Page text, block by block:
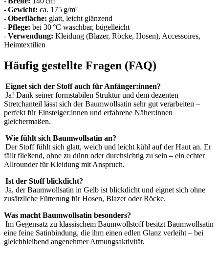
-Gewicht: ca. 175 g/m²
-Oberfläche: glatt, leicht glänzend
-Pflege: bei 30 °C waschbar, bügelleicht
-Verwendung: Kleidung (Blazer, Röcke, Hosen), Accessoires,
Heimtextilien
Häufig gestellte Fragen (FAQ)
Eignet sich der Stoff auch für Anfänger:innen?
Ja! Dank seiner formstabilen Struktur und dem dezenten
Stretchanteil lässt sich der Baumwollsatin sehr gut verarbeiten –
perfekt für Einsteiger:innen und erfahrene Näher:innen
gleichermaßen.
Wie fühlt sich Baumwollsatin an?
Der Stoff fühlt sich glatt, weich und leicht kühl auf der Haut an. Er
fällt fließend, ohne zu dünn oder durchsichtig zu sein – ein echter
Allrounder für Kleidung mit Anspruch.
Ist der Stoff blickdicht?
Ja, der Baumwollsatin in Gelb ist blickdicht und eignet sich ohne
zusätzliche Fütterung für Hosen, Blazer oder Röcke.
Was macht Baumwollsatin besonders?
Im Gegensatz zu klassischem Baumwollstoff besitzt Baumwollsatin
eine feine Satinbindung, die ihm einen edlen Glanz verleiht – bei
gleichbleibend angenehmer Atmungsaktivität.